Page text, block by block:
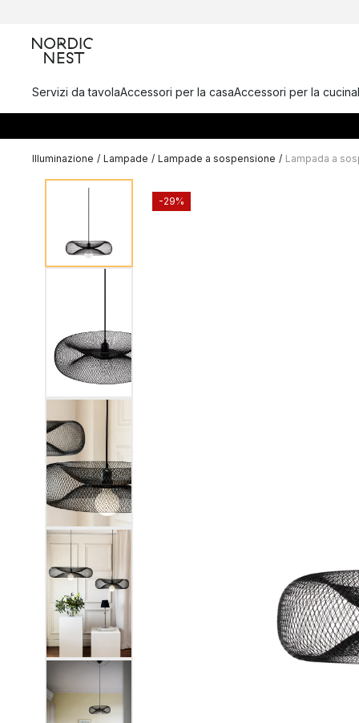
Servizi da tavolaAccessori per la casaAccessori per la cucina
Illuminazione / Lampade / Lampade a sospensione / Lampada a
-29%